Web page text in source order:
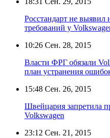
Росстандарт не выявил
требований у
10:26 Сен. 28, 2015
Власти ФРГ обязали
план устранения
15:48 Сен. 26, 2015
Швейцария запретила
Volkswagen
23:12 Сен. 21, 2015